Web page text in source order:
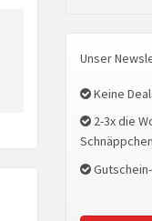
Unser
Keine
2-3x die
Schnäppchen